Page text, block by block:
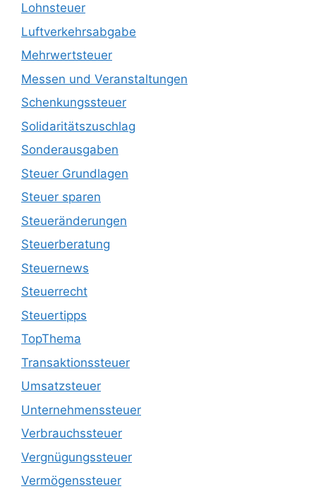
Lohnsteuer
Luftverkehrsabgabe
Mehrwertsteuer
Messen und Veranstaltungen
Schenkungssteuer
Solidaritätszuschlag
Sonderausgaben
Steuer Grundlagen
Steuer sparen
Steueränderungen
Steuerberatung
Steuernews
Steuerrecht
Steuertipps
TopThema
Transaktionssteuer
Umsatzsteuer
Unternehmenssteuer
Verbrauchssteuer
Vergnügungssteuer
Vermögenssteuer